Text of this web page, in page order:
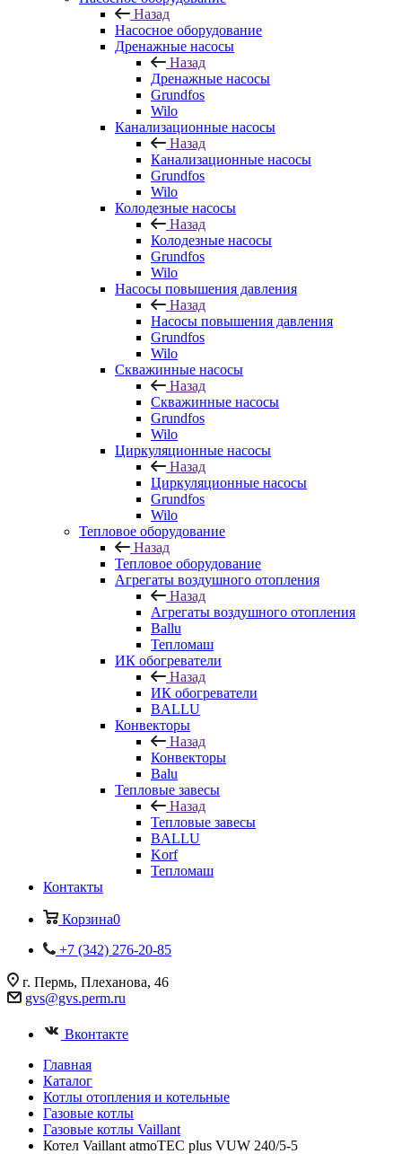
Назад
Насосное оборудование
Дренажные насосы
Назад
Дренажные насосы
Grundfos
Wilo
Канализационные насосы
Назад
Канализационные насосы
Grundfos
Wilo
Колодезные насосы
Назад
Колодезные насосы
Grundfos
Wilo
Насосы повышения давления
Назад
Насосы повышения давления
Grundfos
Wilo
Скважинные насосы
Назад
Скважинные насосы
Grundfos
Wilo
Циркуляционные насосы
Назад
Циркуляционные насосы
Grundfos
Wilo
Тепловое оборудование
Назад
Тепловое оборудование
Агрегаты воздушного отопления
Назад
Агрегаты воздушного отопления
Ballu
Тепломаш
ИК обогреватели
Назад
ИК обогреватели
BALLU
Конвекторы
Назад
Конвекторы
Balu
Тепловые завесы
Назад
Тепловые завесы
BALLU
Korf
Тепломаш
Контакты
Корзина0
+7 (342) 276-20-85
г. Пермь, Плеханова, 46
gvs@gvs.perm.ru
Вконтакте
Главная
Каталог
Котлы отопления и котельные
Газовые котлы
Газовые котлы Vaillant
Котел Vaillant atmoTEC plus VUW 240/5-5